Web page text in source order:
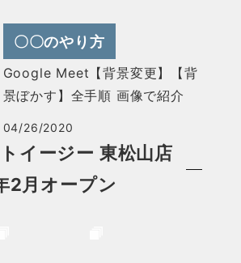
〇〇のやり方
Google Meet【背景変更】【背
景ぼかす】全手順 画像で紹介
04/26/2020
イージー 東松山店
2月オープン